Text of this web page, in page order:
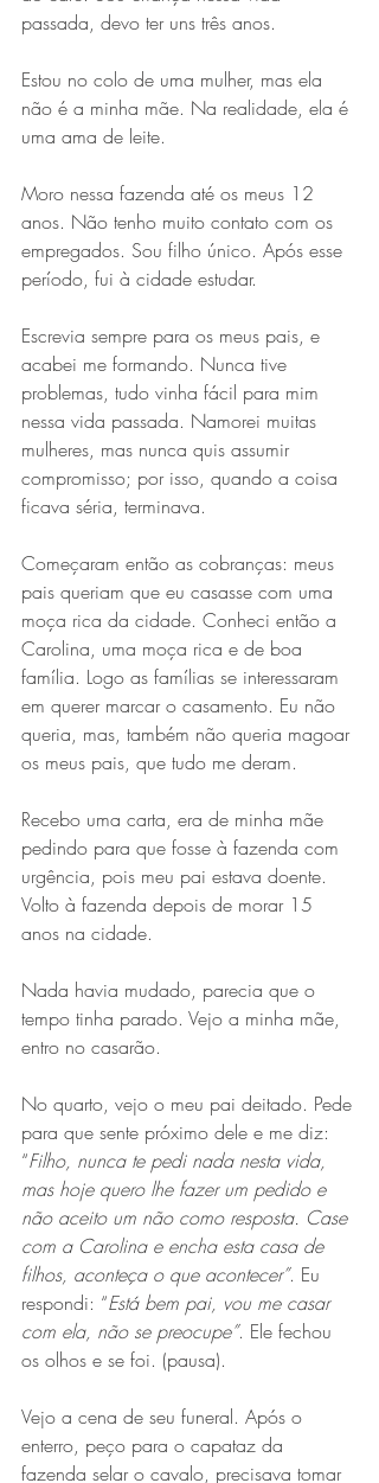
passada, devo ter uns três anos.
Estou no colo de uma mulher, mas ela
não é a minha mãe. Na realidade, ela é
uma ama de leite.
Moro nessa fazenda até os meus 12
anos. Não tenho muito contato com os
empregados. Sou filho único. Após esse
período, fui à cidade estudar.
Escrevia sempre para os meus pais, e
acabei me formando. Nunca tive
problemas, tudo vinha fácil para mim
nessa vida passada. Namorei muitas
mulheres, mas nunca quis assumir
compromisso; por isso, quando a coisa
ficava séria, terminava.
Começaram então as cobranças: meus
pais queriam que eu casasse com uma
moça rica da cidade. Conheci então a
Carolina, uma moça rica e de boa
família. Logo as famílias se interessaram
em querer marcar o casamento. Eu não
queria, mas, também não queria magoar
os meus pais, que tudo me deram.
Recebo uma carta, era de minha mãe
pedindo para que fosse à fazenda com
urgência, pois meu pai estava doente.
Volto à fazenda depois de morar 15
anos na cidade.
Nada havia mudado, parecia que o
tempo tinha parado. Vejo a minha mãe,
entro no casarão.
No quarto, vejo o meu pai deitado. Pede
para que sente próximo dele e me diz:
“Filho, nunca te pedi nada nesta vida,
mas hoje quero lhe fazer um pedido e
não aceito um não como resposta. Case
com a Carolina e encha esta casa de
filhos, aconteça o que acontecer”. Eu
respondi: “Está bem pai, vou me casar
com ela, não se preocupe”. Ele fechou
os olhos e se foi. (pausa).
Vejo a cena de seu funeral. Após o
enterro, peço para o capataz da
fazenda selar o cavalo, precisava tomar